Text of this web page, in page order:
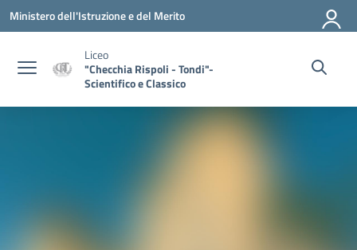
Vai ai contenuti
Vai al menu di navigazione
Vai al footer
Ministero dell'Istruzione e del Merito
Liceo
"Checchia Rispoli - Tondi"-
Scientifico e Classico